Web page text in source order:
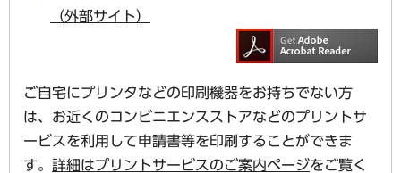
（外部サイト）
ご自宅にプリンタなどの印刷機器をお持ちでない方
は、お近くのコンビニエンスストアなどのプリントサ
ービスを利用して申請書等を印刷することができま
す。 詳細はプリントサービスのご案内ページをご覧く